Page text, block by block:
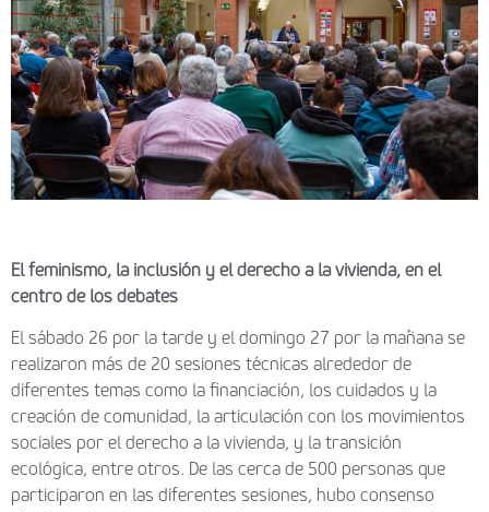
El feminismo, la inclusión y el derecho a la vivienda, en el
centro de los debates
El sábado 26 por la tarde y el domingo 27 por la mañana se
realizaron más de 20 sesiones técnicas alrededor de
diferentes temas como la financiación, los cuidados y la
creación de comunidad, la articulación con los movimientos
sociales por el derecho a la vivienda, y la transición
ecológica, entre otros. De las cerca de 500 personas que
participaron en las diferentes sesiones, hubo consenso